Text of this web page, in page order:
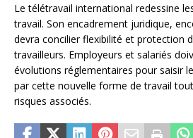
Le télétravail international redessine
travail. Son encadrement juridique,
devra concilier flexibilité et protection
travailleurs. Employeurs et salariés
évolutions réglementaires pour saisir
par cette nouvelle forme de travail
risques associés.